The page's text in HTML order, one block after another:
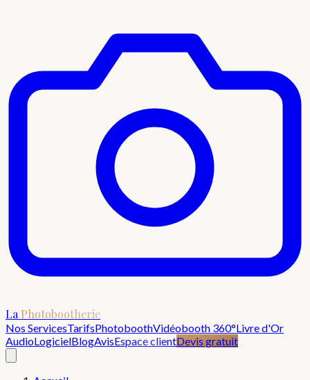
La Photobootherie
Nos ServicesTarifsPhotoboothVidéobooth 360°Livre d'Or
AudioLogicielBlogAvisEspace clientDevis gratuit